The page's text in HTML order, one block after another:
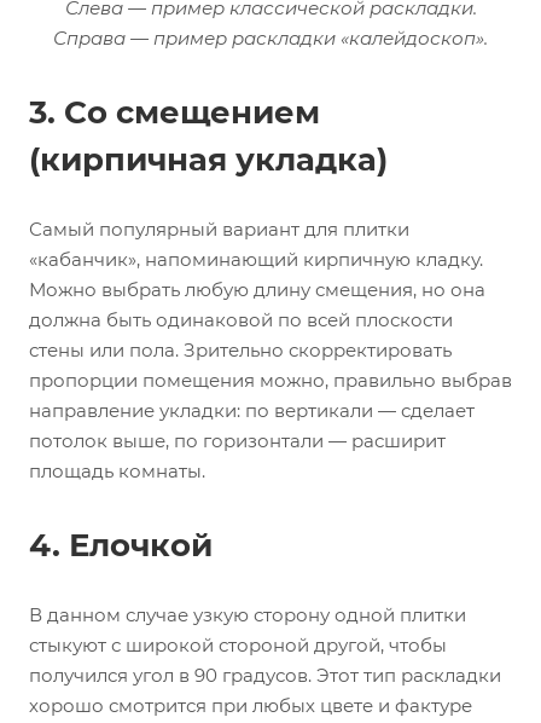
Слева — пример классической раскладки.
Справа — пример раскладки «калейдоскоп».
3. Со смещением
(кирпичная укладка)
Самый популярный вариант для плитки
«кабанчик», напоминающий кирпичную кладку.
Можно выбрать любую длину смещения, но она
должна быть одинаковой по всей плоскости
стены или пола. Зрительно скорректировать
пропорции помещения можно, правильно выбрав
направление укладки: по вертикали — сделает
потолок выше, по горизонтали — расширит
площадь комнаты.
4. Елочкой
В данном случае узкую сторону одной плитки
стыкуют с широкой стороной другой, чтобы
получился угол в 90 градусов. Этот тип раскладки
хорошо смотрится при любых цвете и фактуре